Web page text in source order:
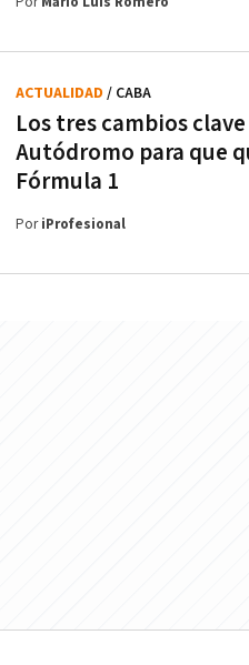
Los tres cambios
Autódromo para que
Fórmula 1
ACTUALIDAD / CABA
PoriProfesional